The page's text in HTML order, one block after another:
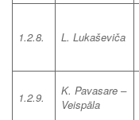
1.2.8. L. Lukaševiča
1.2.9.
K. Pavasare –
Veispāla